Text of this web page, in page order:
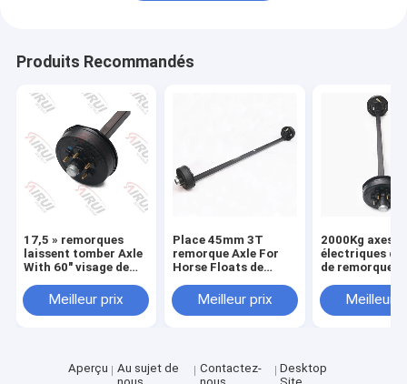
Produits Recommandés
17,5 » remorques
laissent tomber Axle
With 60" visage de
résistants
Meilleur prix
Place 45mm 3T
remorque Axle For
Horse Floats de
Meilleur prix
2000Kg axes
électriques de
de remorque
poucesMeilleur
Aperçu
Au sujet de
Contactez-
Desktop